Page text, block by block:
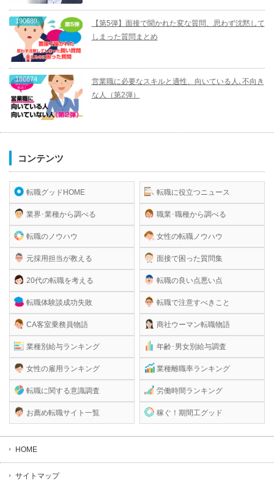
190689
【第5弾】面接で聞かれた変な質問、思わず沈黙して
しまった質問まとめ
186674
営業職に必要なスキルと適性、向いている人､不向き
な人（第2弾）
コンテンツ
転職グッドHOME
業界･業種から調べる
転職のノウハウ
元採用担当が教える
20代の転職を考える
転職体験談成功失敗
CA客室乗務員物語
業種別給与ランキング
女性の雇用ランキング
転職に関する意識調査
お薦め転職サイト一覧
転職に役立つニュース
職業･職種から調べる
女性の転職ノウハウ
面接で困った質問集
転職の良い点悪い点
転職で注意すべきこと
商社ウーマン転職物語
年齢･男女別給与調査
業種離職率ランキング
労働時間ランキング
稼ぐ！期間工グッド
HOME
サイトマップ